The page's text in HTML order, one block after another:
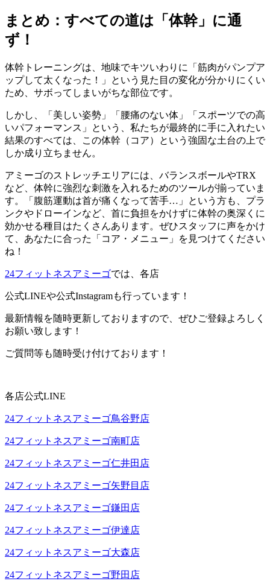
まとめ：すべての道は「体幹」に通
ず！
体幹トレーニングは、地味でキツいわりに「筋肉がパンプア
ップして太くなった！」という見た目の変化が分かりにくい
ため、サボってしまいがちな部位です。
しかし、「美しい姿勢」「腰痛のない体」「スポーツでの高
いパフォーマンス」という、私たちが最終的に手に入れたい
結果のすべては、この体幹（コア）という強固な土台の上で
しか成り立ちません。
アミーゴのストレッチエリアには、バランスボールやTRX
など、体幹に強烈な刺激を入れるためのツールが揃っていま
す。「腹筋運動は首が痛くなって苦手…」という方も、プラ
ンクやドローインなど、首に負担をかけずに体幹の奥深くに
効かせる種目はたくさんあります。ぜひスタッフに声をかけ
て、あなたに合った「コア・メニュー」を見つけてください
ね！
24フィットネスアミーゴでは、各店
公式LINEや公式Instagramも行っています！
最新情報を随時更新しておりますので、ぜひご登録よろしく
お願い致します！
ご質問等も随時受け付けております！
各店公式LINE
24フィットネスアミーゴ鳥谷野店
24フィットネスアミーゴ南町店
24フィットネスアミーゴ仁井田店
24フィットネスアミーゴ矢野目店
24フィットネスアミーゴ鎌田店
24フィットネスアミーゴ伊達店
24フィットネスアミーゴ大森店
24フィットネスアミーゴ野田店